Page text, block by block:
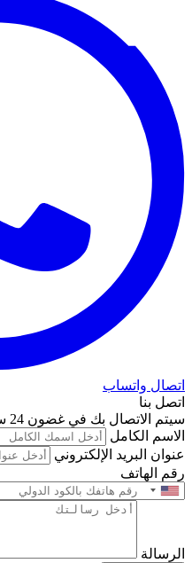
اتصال واتساب
اتصل بنا
سيتم الاتصال بك في غضون 24 ساعة.
الاسم الكامل
عنوان البريد الإلكتروني
رقم الهاتف
الرسالة